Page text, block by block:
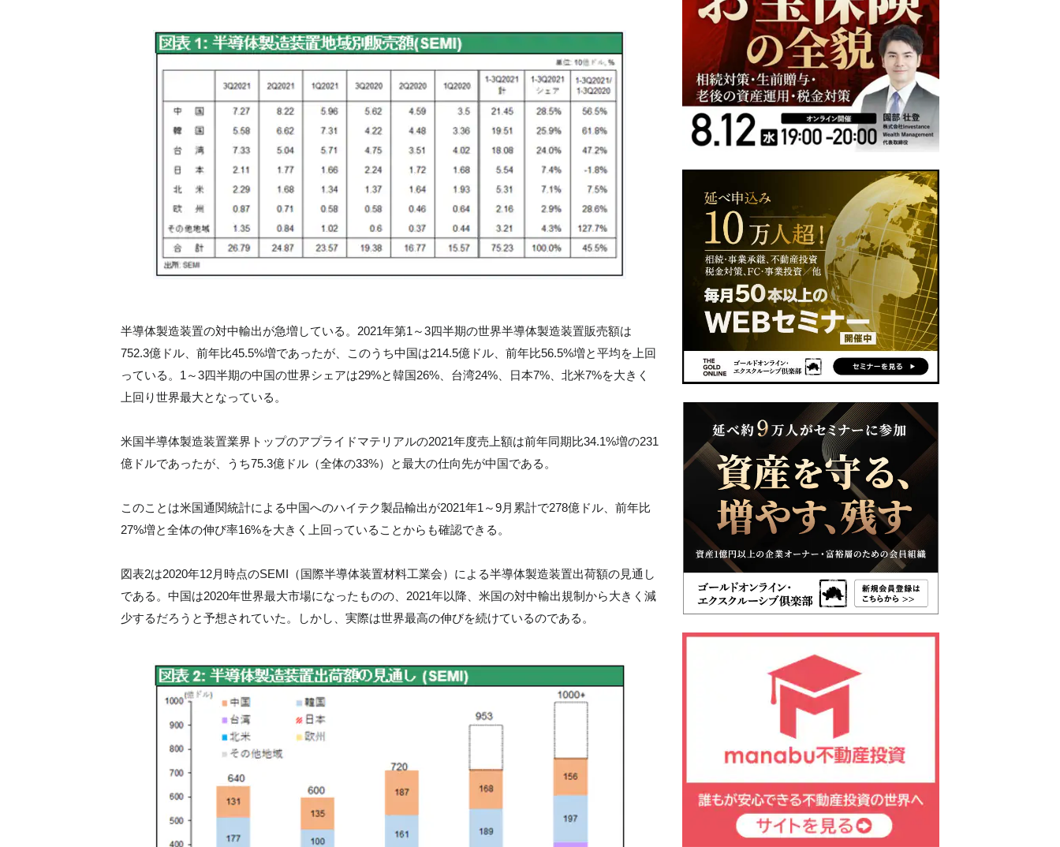
半導体製造装置の対中輸出が急増している。2021年第1～3四半期の世界半導体製造装置販売額は
752.3億ドル、前年比45.5%増であったが、このうち中国は214.5億ドル、前年比56.5%増と平均を上回
っている。1～3四半期の中国の世界シェアは29%と韓国26%、台湾24%、日本7%、北米7%を大きく
上回り世界最大となっている。
米国半導体製造装置業界トップのアプライドマテリアルの2021年度売上額は前年同期比34.1%増の231
億ドルであったが、うち75.3億ドル（全体の33%）と最大の仕向先が中国である。
このことは米国通関統計による中国へのハイテク製品輸出が2021年1～9月累計で278億ドル、前年比
27%増と全体の伸び率16%を大きく上回っていることからも確認できる。
図表2は2020年12月時点のSEMI（国際半導体装置材料工業会）による半導体製造装置出荷額の見通し
である。中国は2020年世界最大市場になったものの、2021年以降、米国の対中輸出規制から大きく減
少するだろうと予想されていた。しかし、実際は世界最高の伸びを続けているのである。